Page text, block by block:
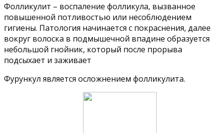
Фолликулит – воспаление фолликула, вызванное
повышенной потливостью или несоблюдением
гигиены. Патология начинается с покраснения, далее
вокруг волоска в подмышечной впадине образуется
небольшой гнойник, который после прорыва
подсыхает и заживает
Фурункул является осложнением фолликулита.